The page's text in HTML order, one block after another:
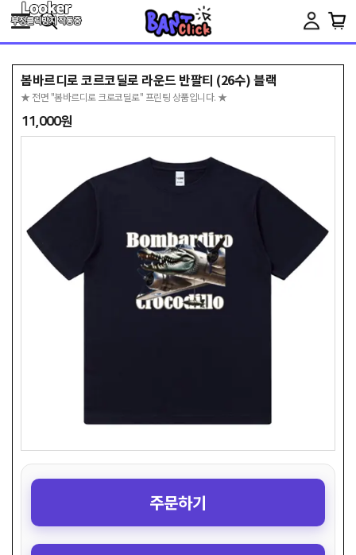
Toggle
봄바르디로 코르코딜로 라운드 반팔티 (26수) 블랙
★ 전면 "봄바르디로 크로코딜로" 프린팅 상품입니다. ★
11,000원
주문하기